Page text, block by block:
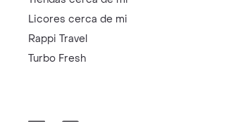
Licores cerca de mi
Rappi Travel
Turbo Fresh